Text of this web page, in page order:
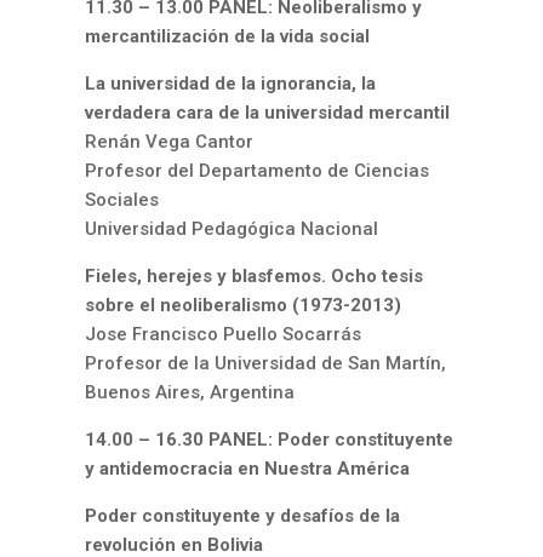
11.30 – 13.00 PANEL: Neoliberalismo y
mercantilización de la vida social
La universidad de la ignorancia, la
verdadera cara de la universidad mercantil
Renán Vega Cantor
Profesor del Departamento de Ciencias
Sociales
Universidad Pedagógica Nacional
Fieles, herejes y blasfemos. Ocho tesis
sobre el neoliberalismo (1973-2013)
Jose Francisco Puello Socarrás
Profesor de la Universidad de San Martín,
Buenos Aires, Argentina
14.00 – 16.30 PANEL: Poder constituyente
y antidemocracia en Nuestra América
Poder constituyente y desafíos de la
revolución en Bolivia